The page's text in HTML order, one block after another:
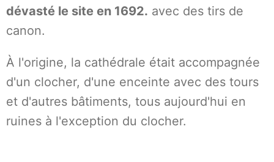
dévasté le site en 1692. avec des tirs de
canon.
À l'origine, la cathédrale était accompagnée
d'un clocher, d'une enceinte avec des tours
et d'autres bâtiments, tous aujourd'hui en
ruines à l'exception du clocher.